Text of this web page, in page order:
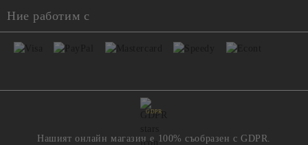
Ние работим с
GDPR
Нашият онлайн магазин е 100% съобразен с GDPR.